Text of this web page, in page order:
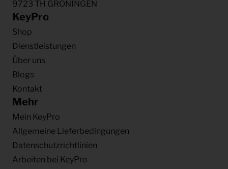
9723 TH GRONINGEN
KeyPro
Shop
Dienstleistungen
Über uns
Blogs
Kontakt
Mehr
Mein KeyPro
Allgemeine Lieferbedingungen
Datenschutzrichtlinien
Arbeiten bei KeyPro